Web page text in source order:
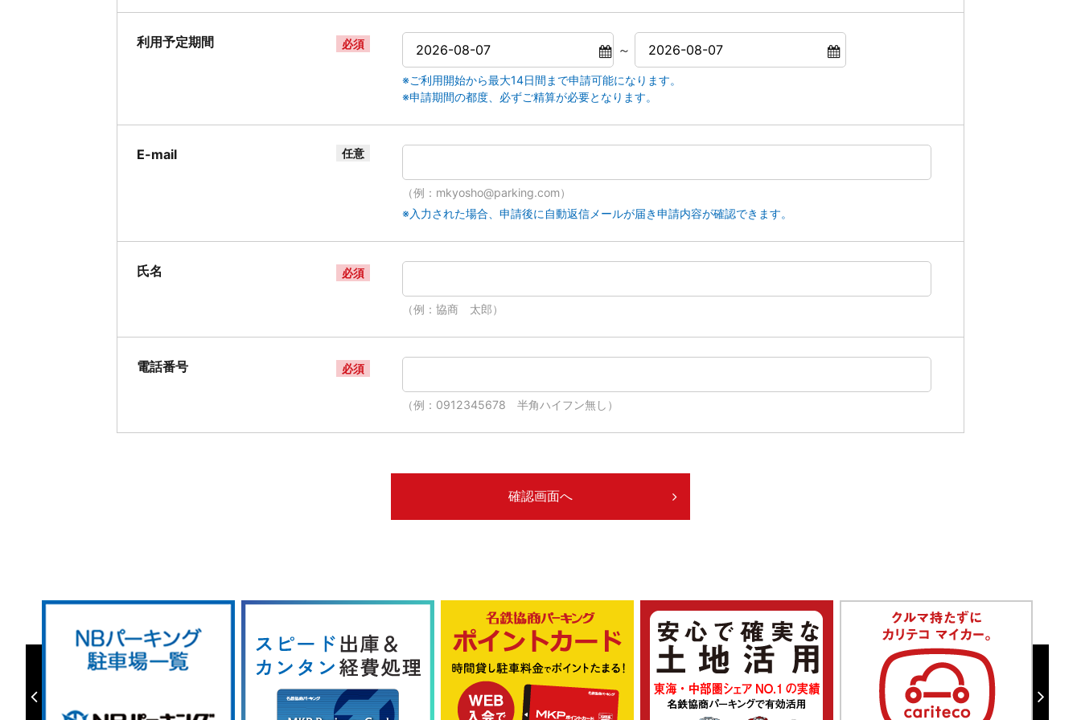
利用予定期間 必須 ～
※ご利用開始から最大14日間まで申請可能になります。
※申請期間の都度、必ずご精算が必要となります。
E-mail 任意
（例：mkyosho@parking.com）
※入力された場合、申請後に自動返信メールが届き申請内容が確認できます。
氏名 必須
（例：協商 太郎）
電話番号 必須
（例：0912345678 半角ハイフン無し）